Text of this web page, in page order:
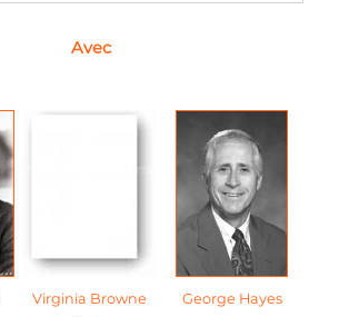
Avec
Virginia Browne
George Hayes